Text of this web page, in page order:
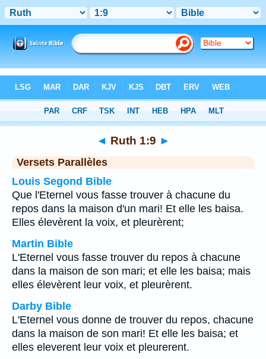
Chapitre 1 > Verset 9
◄ Ruth 1:9 ►
Versets Parallèles
Louis Segond Bible
Que l'Eternel vous fasse trouver à chacune du
repos dans la maison d'un mari! Et elle les baisa.
Elles élevèrent la voix, et pleurèrent;
Martin Bible
L'Eternel vous fasse trouver du repos à chacune
dans la maison de son mari; et elle les baisa; mais
elles élevèrent leur voix, et pleurèrent.
Darby Bible
L'Eternel vous donne de trouver du repos, chacune
dans la maison de son mari! Et elle les baisa; et
elles eleverent leur voix et pleurerent.